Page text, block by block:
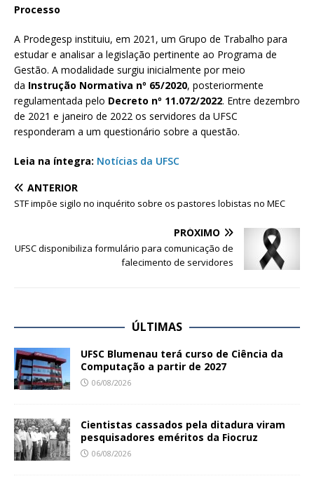
Processo
A Prodegesp instituiu, em 2021, um Grupo de Trabalho para
estudar e analisar a legislação pertinente ao Programa de
Gestão. A modalidade surgiu inicialmente por meio
da Instrução Normativa nº 65/2020, posteriormente
regulamentada pelo Decreto nº 11.072/2022. Entre dezembro
de 2021 e janeiro de 2022 os servidores da UFSC
responderam a um questionário sobre a questão.
Leia na íntegra: Notícias da UFSC
ANTERIOR
STF impõe sigilo no inquérito sobre os pastores lobistas no MEC
PRÓXIMO
UFSC disponibiliza formulário para comunicação de
falecimento de servidores
ÚLTIMAS
UFSC Blumenau terá curso de Ciência da
Computação a partir de 2027
06/08/2026
Cientistas cassados pela ditadura viram
pesquisadores eméritos da Fiocruz
06/08/2026